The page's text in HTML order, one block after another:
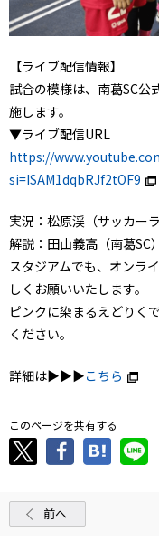
【ライブ配信情報】
試合の模様は、南葛SC
施します。
▼ライブ配信URL
https://
si=ISAM1dqbRJf2tOF9
実況：松原渓（サッカーラ
解説：田山義高（南葛SC）
スタジアムでも、オンラ
しくお願いいたします。
ピンクに染まるえどりく
ください。
詳細は▶▶▶こちら
このページを共有する
前へ